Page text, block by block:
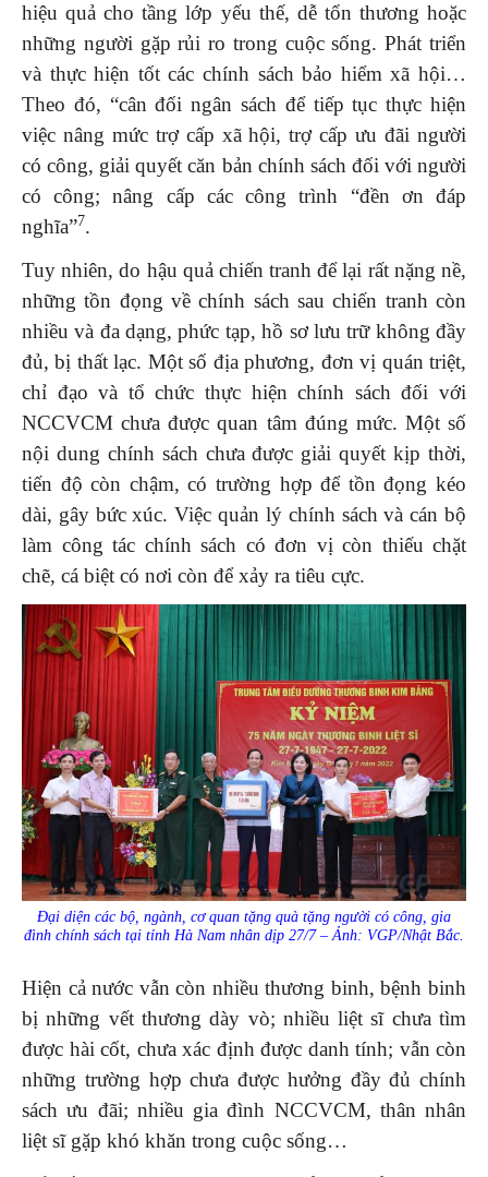
hiệu quả cho tầng lớp yếu thế, dễ tổn thương hoặc
những người gặp rủi ro trong cuộc sống. Phát triển
và thực hiện tốt các chính sách bảo hiểm xã hội…
Theo đó, “cân đối ngân sách để tiếp tục thực hiện
việc nâng mức trợ cấp xã hội, trợ cấp ưu đãi người
có công, giải quyết căn bản chính sách đối với người
có công; nâng cấp các công trình “đền ơn đáp
nghĩa”7.
Tuy nhiên, do hậu quả chiến tranh để lại rất nặng nề,
những tồn đọng về chính sách sau chiến tranh còn
nhiều và đa dạng, phức tạp, hồ sơ lưu trữ không đầy
đủ, bị thất lạc. Một số địa phương, đơn vị quán triệt,
chỉ đạo và tổ chức thực hiện chính sách đối với
NCCVCM chưa được quan tâm đúng mức. Một số
nội dung chính sách chưa được giải quyết kịp thời,
tiến độ còn chậm, có trường hợp để tồn đọng kéo
dài, gây bức xúc. Việc quản lý chính sách và cán bộ
làm công tác chính sách có đơn vị còn thiếu chặt
chẽ, cá biệt có nơi còn để xảy ra tiêu cực.
Đại diện các bộ, ngành, cơ quan tặng quà tặng người có công, gia
đình chính sách tại tỉnh Hà Nam nhân dịp 27/7 – Ảnh: VGP/Nhật Bắc.
Hiện cả nước vẫn còn nhiều thương binh, bệnh binh
bị những vết thương dày vò; nhiều liệt sĩ chưa tìm
được hài cốt, chưa xác định được danh tính; vẫn còn
những trường hợp chưa được hưởng đầy đủ chính
sách ưu đãi; nhiều gia đình NCCVCM, thân nhân
liệt sĩ gặp khó khăn trong cuộc sống…